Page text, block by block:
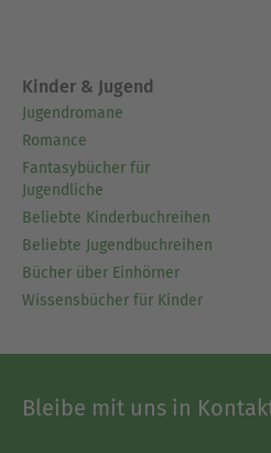
Kinder & Jugend
Jugendromane
Romance
Fantasybücher für
Jugendliche
Beliebte Kinderbuchreihen
Beliebte Jugendbuchreihen
Bücher über Einhörner
Wissensbücher für Kinder
Bleibe mit uns in